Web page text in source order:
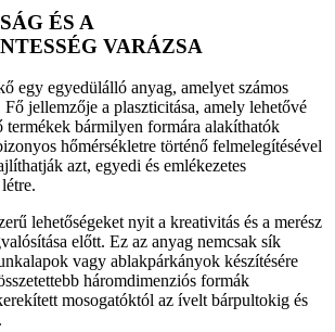
ÉS A
VARÁZSA
egy egyedülálló anyag, amelyet számos
Fő jellemzője a plaszticitása, amely lehetővé
termékek bármilyen formára alakíthatók
hőmérsékletre történő felmelegítésével
azt, egyedi és emlékezetes
lehetőségeket nyit a kreativitás és a merész
előtt. Ez az anyag nemcsak sík
vagy ablakpárkányok készítésére
háromdimenziós formák
mosogatóktól az ívelt bárpultokig és